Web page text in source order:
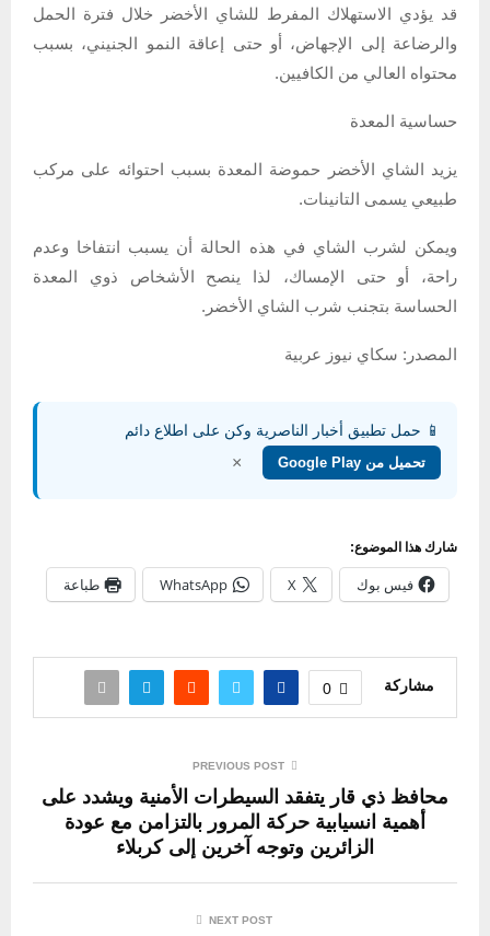
قد يؤدي الاستهلاك المفرط للشاي الأخضر خلال فترة الحمل
والرضاعة إلى الإجهاض، أو حتى إعاقة النمو الجنيني، بسبب
محتواه العالي من الكافيين.
حساسية المعدة
يزيد الشاي الأخضر حموضة المعدة بسبب احتوائه على مركب
طبيعي يسمى التانينات.
ويمكن لشرب الشاي في هذه الحالة أن يسبب انتفاخا وعدم
راحة، أو حتى الإمساك، لذا ينصح الأشخاص ذوي المعدة
الحساسة بتجنب شرب الشاي الأخضر.
المصدر: سكاي نيوز عربية
📱 حمل تطبيق أخبار الناصرية وكن على اطلاع دائم
تحميل من Google Play ×
شارك هذا الموضوع:
فيس بوك X
WhatsApp طباعة
مشاركة 0
PREVIOUS POST
محافظ ذي قار يتفقد السيطرات الأمنية ويشدد على
أهمية انسيابية حركة المرور بالتزامن مع عودة
الزائرين وتوجه آخرين إلى كربلاء
NEXT POST